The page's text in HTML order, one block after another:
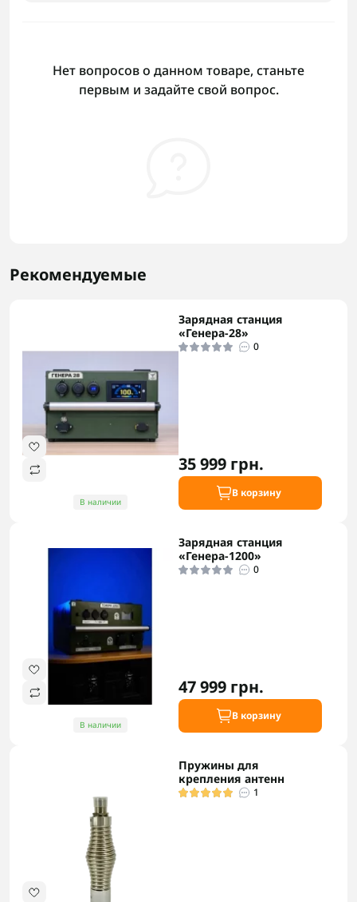
Нет вопросов о данном товаре, станьте
первым и задайте свой вопрос.
Рекомендуемые
В наличии
Зарядная станция
«Генера-28»
0
35 999 грн.
В корзину
В наличии
Зарядная станция
«Генера-1200»
0
47 999 грн.
В корзину
Пружины для
крепления антенн
1